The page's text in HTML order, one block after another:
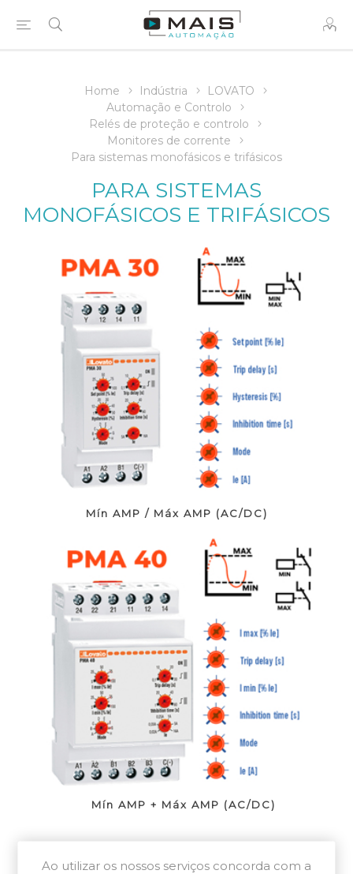
Home Indústria
LOVATO
Automação e Controlo
Relés de proteção e controlo
Monitores de corrente
Para sistemas monofásicos e trifásicos
PARA SISTEMAS
MONOFÁSICOS E TRIFÁSICOS
Mín AMP / Máx AMP (AC/DC)
Mín AMP + Máx AMP (AC/DC)
Ao utilizar os nossos serviços concorda com a